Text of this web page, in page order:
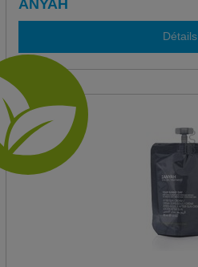
ANYAH
Détails